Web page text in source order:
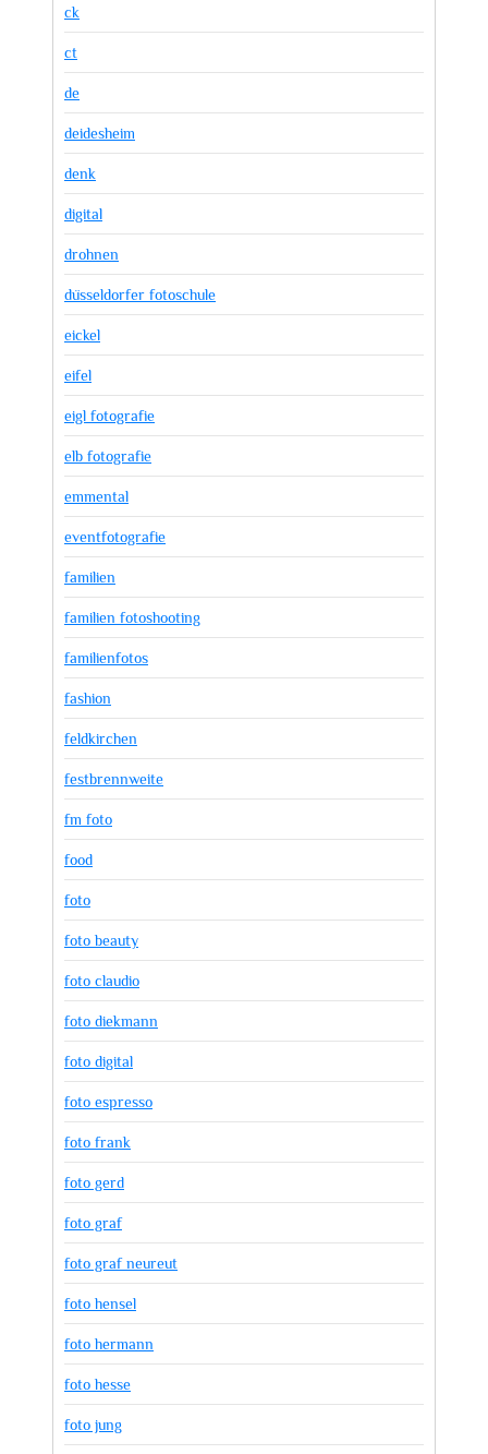
ck
ct
de
deidesheim
denk
digital
drohnen
düsseldorfer fotoschule
eickel
eifel
eigl fotografie
elb fotografie
emmental
eventfotografie
familien
familien fotoshooting
familienfotos
fashion
feldkirchen
festbrennweite
fm foto
food
foto
foto beauty
foto claudio
foto diekmann
foto digital
foto espresso
foto frank
foto gerd
foto graf
foto graf neureut
foto hensel
foto hermann
foto hesse
foto jung